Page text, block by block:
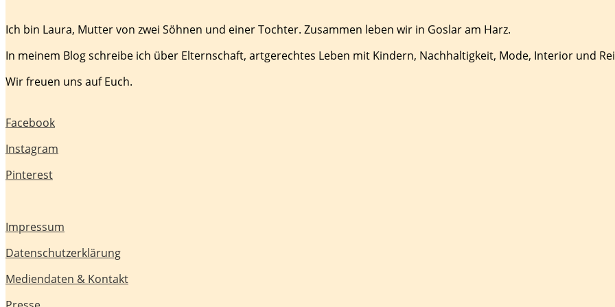
Ich bin Laura, Mutter von zwei Söhnen und einer Tochter. Zusammen leben wir in Goslar am Harz.
In meinem Blog schreibe ich über Elternschaft, artgerechtes Leben mit Kindern, Nachhaltigkeit, Mode, Interior und
Wir freuen uns auf Euch.
Facebook
Instagram
Pinterest
Impressum
Datenschutzerklärung
Mediendaten & Kontakt